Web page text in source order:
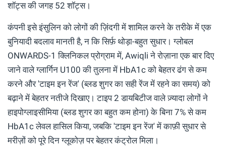
शॉट्स की जगह 52 शॉट्स।
कंपनी इसे इंसुलिन को लोगों की ज़िंदगी में शामिल करने के तरीके में एक
बुनियादी बदलाव मानती है, न कि सिर्फ़ थोड़ा-बहुत सुधार। ग्लोबल
ONWARDS-1 क्लिनिकल प्रोग्राम में, Awiqli ने रोज़ाना एक बार दिए
जाने वाले ग्लार्गिन U100 की तुलना में HbA1c को बेहतर ढंग से कम
करने और 'टाइम इन रेंज' (ब्लड शुगर का सही रेंज में रहने का समय) को
बढ़ाने में बेहतर नतीजे दिखाए। टाइप 2 डायबिटीज वाले ज़्यादा लोगों ने
हाइपोग्लाइसीमिया (ब्लड शुगर का बहुत कम होना) के बिना 7% से कम
HbA1c लेवल हासिल किया, जबकि 'टाइम इन रेंज' में काफ़ी सुधार से
मरीज़ों को पूरे दिन ग्लूकोज़ पर बेहतर कंट्रोल मिला।